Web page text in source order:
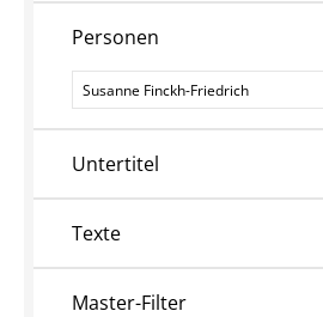
Personen
Personen
Untertitel
Texte
Master-Filter